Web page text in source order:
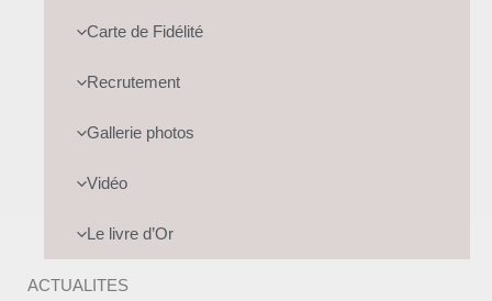
Carte de Fidélité
Recrutement
Gallerie photos
Vidéo
Le livre d’Or
ACTUALITES